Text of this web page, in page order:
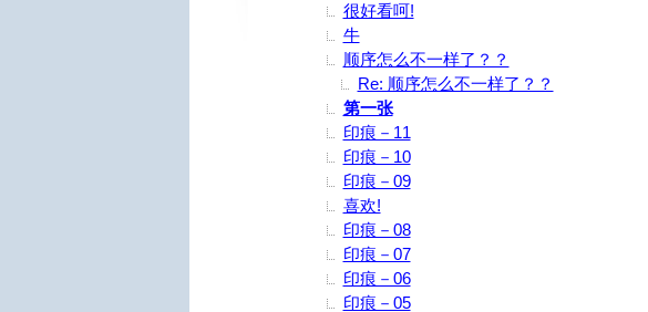
很好看呵!
牛
顺序怎么不一样了？？
Re: 顺序怎么不一样了？？
第一张
印痕－11
印痕－10
印痕－09
喜欢!
印痕－08
印痕－07
印痕－06
印痕－05